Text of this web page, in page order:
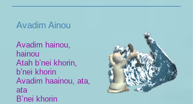
Avadim Ainou
Avadim hainou,
hainou
Atah b’nei khorin,
b’nei khorin
Avadim haainou, ata,
ata
B’nei khorin